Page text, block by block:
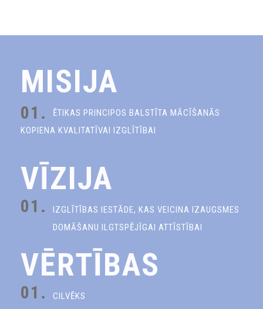
MISIJA
01.
ĒTIKAS PRINCIPOS BALSTĪTA MĀCĪŠANĀS
KOPIENA KVALITATĪVAI IZGLĪTĪBAI
VĪZIJA
01.
IZGLĪTĪBAS IESTĀDE, KAS VEICINA IZAUGSMES
DOMĀŠANU ILGTSPĒJĪGAI ATTĪSTĪBAI
VĒRTĪBAS
01. CILVĒKS